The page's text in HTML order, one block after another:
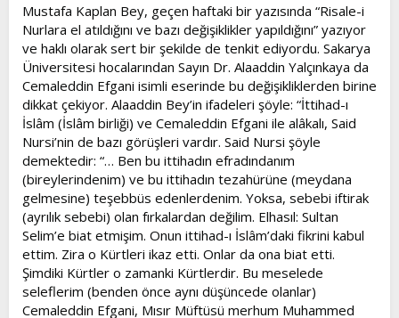
Mustafa Kaplan Bey, geçen haftaki bir yazısında “Risale-i
Nurlara el atıldığını ve bazı değişiklikler yapıldığını” yazıyor
ve haklı olarak sert bir şekilde de tenkit ediyordu. Sakarya
Üniversitesi hocalarından Sayın Dr. Alaaddin Yalçınkaya da
Cemaleddin Efgani isimli eserinde bu değişikliklerden birine
dikkat çekiyor. Alaaddin Bey’in ifadeleri şöyle: “İttihad-ı
İslâm (İslâm birliği) ve Cemaleddin Efgani ile alâkalı, Said
Nursi’nin de bazı görüşleri vardır. Said Nursi şöyle
demektedir: “… Ben bu ittihadın efradındanım
(bireylerindenim) ve bu ittihadın tezahürüne (meydana
gelmesine) teşebbüs edenlerdenim. Yoksa, sebebi iftirak
(ayrılık sebebi) olan fırkalardan değilim. Elhasıl: Sultan
Selim’e biat etmişim. Onun ittihad-ı İslâm’daki fikrini kabul
ettim. Zira o Kürtleri ikaz etti. Onlar da ona biat etti.
Şimdiki Kürtler o zamanki Kürtlerdir. Bu meselede
seleflerim (benden önce aynı düşüncede olanlar)
Cemaleddin Efgani, Mısır Müftüsü merhum Muhammed